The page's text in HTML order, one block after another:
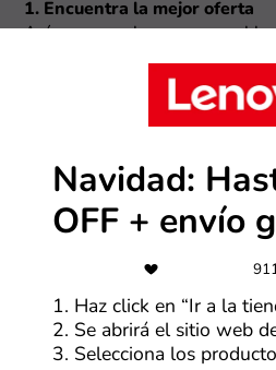
1. Encuentra la mejor oferta
Así como con los cupones, al
cada uno y selecciona “Ver
2. Conoce los detalles y visita
Navidad:
OFF + envío
1. Haz click en “Ir a la
2. Se abrirá el sitio web
3. Selecciona los